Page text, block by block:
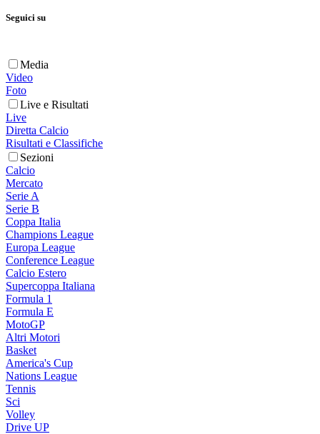
Seguici su
Media
Video
Foto
Live e Risultati
Live
Diretta Calcio
Risultati e Classifiche
Sezioni
Calcio
Mercato
Serie A
Serie B
Coppa Italia
Champions League
Europa League
Conference League
Calcio Estero
Supercoppa Italiana
Formula 1
Formula E
MotoGP
Altri Motori
Basket
America's Cup
Nations League
Tennis
Sci
Volley
Drive UP